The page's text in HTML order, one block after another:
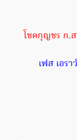
โชคกุญชร ก.
เฟส เอร